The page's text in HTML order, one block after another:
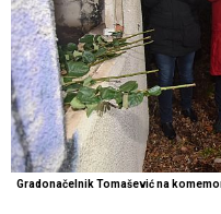
Gradonačelnik Tomašević na